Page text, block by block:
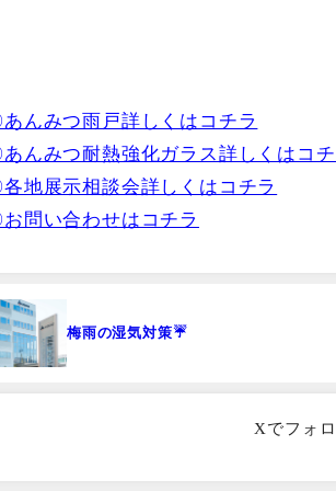
あんみつ雨戸詳しくはコチラ
あんみつ耐熱強化ガラス詳しくはコ
各地展示相談会詳しくはコチラ
お問い合わせはコチラ
梅雨の湿気対策☔
Xでフォ